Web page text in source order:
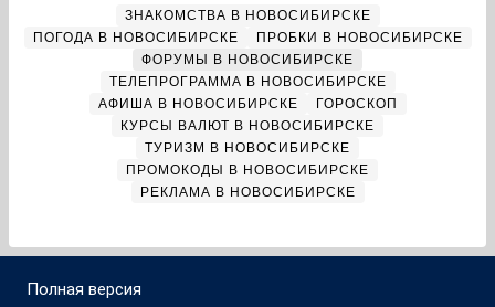
ЗНАКОМСТВА В НОВОСИБИРСКЕ
ПОГОДА В НОВОСИБИРСКЕ
ПРОБКИ В НОВОСИБИРСКЕ
ФОРУМЫ В НОВОСИБИРСКЕ
ТЕЛЕПРОГРАММА В НОВОСИБИРСКЕ
АФИША В НОВОСИБИРСКЕ
ГОРОСКОП
КУРСЫ ВАЛЮТ В НОВОСИБИРСКЕ
ТУРИЗМ В НОВОСИБИРСКЕ
ПРОМОКОДЫ В НОВОСИБИРСКЕ
РЕКЛАМА В НОВОСИБИРСКЕ
Полная версия